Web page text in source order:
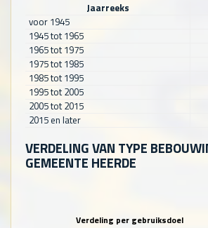
Jaarreeks
voor 1945
1945 tot 1965
1965 tot 1975
1975 tot 1985
1985 tot 1995
1995 tot 2005
2005 tot 2015
2015 en later
VERDELING VAN TYPE
GEMEENTE HEERDE
Verdeling per gebruiksdoel